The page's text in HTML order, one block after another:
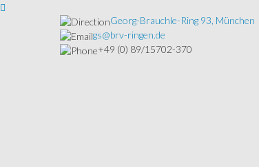
Georg-Brauchle-Ring 93, München
gs@brv-ringen.de
+49 (0) 89/15702-370